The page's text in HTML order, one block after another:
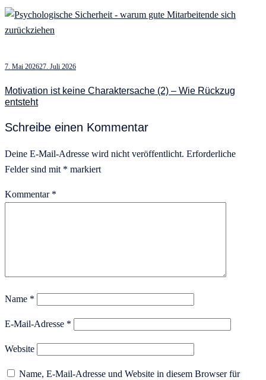
7. Mai 202627. Juli 2026
Motivation ist keine Charaktersache (2) – Wie Rückzug
entsteht
Schreibe einen Kommentar
Deine E-Mail-Adresse wird nicht veröffentlicht. Erforderliche
Felder sind mit * markiert
Kommentar *
Name *
E-Mail-Adresse *
Website
Name, E-Mail-Adresse und Website in diesem Browser für